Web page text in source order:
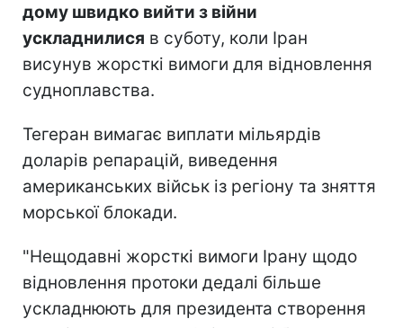
дому швидко вийти з війни
ускладнилися в суботу, коли Іран
висунув жорсткі вимоги для відновлення
судноплавства.
Тегеран вимагає виплати мільярдів
доларів репарацій, виведення
американських військ із регіону та зняття
морської блокади.
"Нещодавні жорсткі вимоги Ірану щодо
відновлення протоки дедалі більше
ускладнюють для президента створення